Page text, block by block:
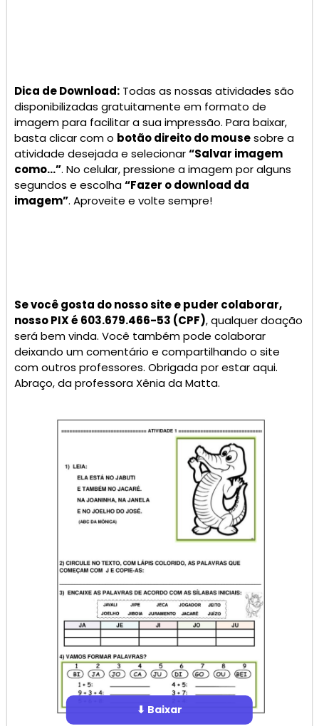
Dica de Download: Todas as nossas atividades são
disponibilizadas gratuitamente em formato de
imagem para facilitar a sua impressão. Para baixar,
basta clicar com o botão direito do mousesobre a
atividade desejada e selecionar“Salvar imagem
como…”. No celular, pressione a imagem por alguns
segundos e escolha“Fazer o download da
imagem”. Aproveite e volte sempre!
Se você gosta do nosso site e puder colaborar,
nosso PIX é 603.679.466-53 (CPF), qualquer doação
será bem vinda. Você também pode colaborar
deixando um comentário e compartilhando o site
com outros professores. Obrigada por estar aqui.
Abraço, da professora Xênia da Matta.
⬇ Baixar